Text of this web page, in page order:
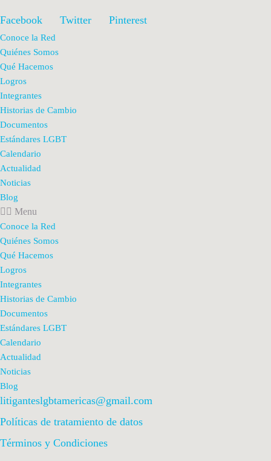
Facebook Twitter Pinterest
Conoce la Red
Quiénes Somos
Qué Hacemos
Logros
Integrantes
Historias de Cambio
Documentos
Estándares LGBT
Calendario
Actualidad
Noticias
Blog
Menu
Conoce la Red
Quiénes Somos
Qué Hacemos
Logros
Integrantes
Historias de Cambio
Documentos
Estándares LGBT
Calendario
Actualidad
Noticias
Blog
litiganteslgbtamericas@gmail.com
Políticas de tratamiento de datos
Términos y Condiciones